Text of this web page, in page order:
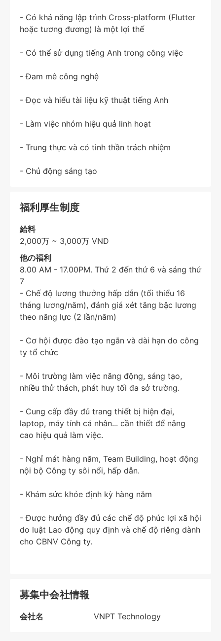
- Có khả năng lập trình Cross-platform (Flutter
hoặc tương đương) là một lợi thế
- Có thể sử dụng tiếng Anh trong công việc
- Đam mê công nghệ
- Đọc và hiểu tài liệu kỹ thuật tiếng Anh
- Làm việc nhóm hiệu quả linh hoạt
- Trung thực và có tinh thần trách nhiệm
- Chủ động sáng tạo
福利厚生制度
給料
2,000万 ~ 3,000万 VND
他の福利
8.00 AM - 17.00PM. Thứ 2 đến thứ 6 và sáng thứ
7
- Chế độ lương thưởng hấp dẫn (tối thiểu 16
tháng lương/năm), đánh giá xét tăng bậc lương
theo năng lực (2 lần/năm)
- Cơ hội được đào tạo ngắn và dài hạn do công
ty tổ chức
- Môi trường làm việc năng động, sáng tạo,
nhiều thử thách, phát huy tối đa sở trường.
- Cung cấp đầy đủ trang thiết bị hiện đại,
laptop, máy tính cá nhân... cần thiết để nâng
cao hiệu quả làm việc.
- Nghỉ mát hàng năm, Team Building, hoạt động
nội bộ Công ty sôi nổi, hấp dẫn.
- Khám sức khỏe định kỳ hàng năm
- Được hưởng đầy đủ các chế độ phúc lợi xã hội
do luật Lao động quy định và chế độ riêng dành
cho CBNV Công ty.
募集中会社情報
会社名 VNPT Technology